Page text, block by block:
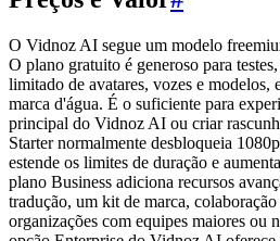
O Vidnoz AI segue um modelo
O plano gratuito é generoso para
limitado de avatares, vozes e modelos,
marca d'água. É o suficiente para
principal do Vidnoz AI ou criar
Starter normalmente desbloqueia
estende os limites de duração e
plano Business adiciona recursos
tradução, um kit de marca,
organizações com equipes maiores ou